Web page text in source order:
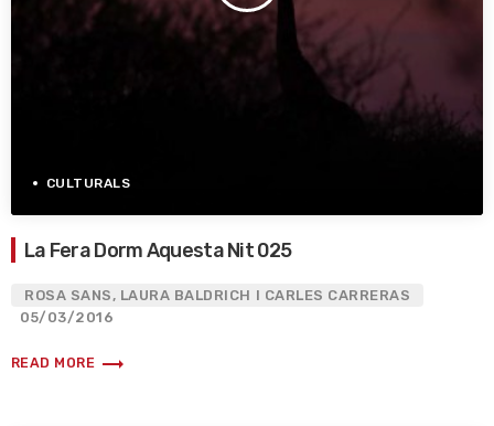
CULTURALS
La Fera Dorm Aquesta Nit 025
ROSA SANS, LAURA BALDRICH I CARLES CARRERAS
05/03/2016
READ MORE trending_flat